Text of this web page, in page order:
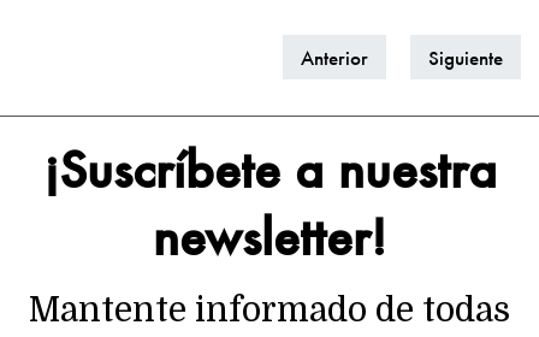
Anterior Siguiente
¡Suscríbete a nuestra
newsletter!
Mantente informado de todas